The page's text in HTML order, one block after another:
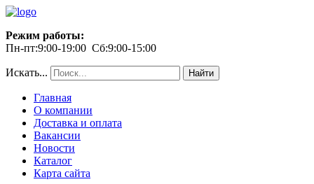
Режим работы:
Пн-пт:9:00-19:00 Сб:9:00-15:00
Искать... Найти
Главная
О компании
Доставка и оплата
Вакансии
Новости
Каталог
Карта сайта